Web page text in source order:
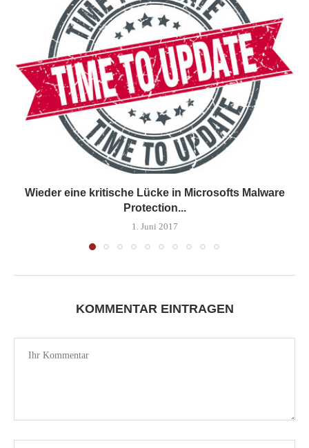
Wieder eine kritische Lücke in Microsofts Malware
Protection...
1. Juni 2017
KOMMENTAR EINTRAGEN